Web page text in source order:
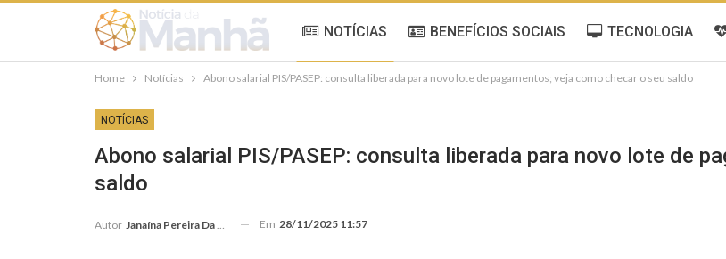
NOTÍCIAS BENEFÍCIOS SOCIAIS TECNOLOGIA
Home Notícias Abono salarial PIS/PASEP: consulta liberada para novo lote de pagamentos; veja como checar o seu saldo
NOTÍCIAS
Abono salarial PIS/PASEP: consulta liberada para novo lote de
saldo
Autor Janaína Pereira Da Silva Em 28/11/2025 11:57